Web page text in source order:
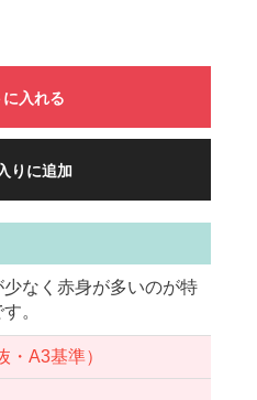
入れる
りに追加
なく赤身が多いのが特
。
・A3基準）